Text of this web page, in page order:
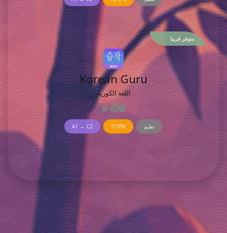
متوفر قريبا
Korean Guru
اللغة الكورية
تعليم TOPIK
A1 → C2